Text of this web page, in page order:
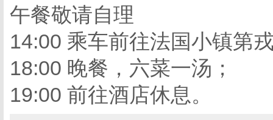
午餐敬请自理
14:00 乘车前往法国小镇第
18:00 晚餐，六菜一汤；
19:00 前往酒店休息。